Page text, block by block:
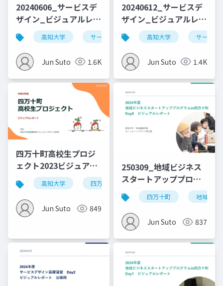
20240606_サービスデ
ザイン_ビジュアルレポ
ート_Day1_公開用
高知大学 サービスデザイン デザイン思考
Jun Suto 1.6K
20240612_サービスデ
ザイン_ビジュアルレポ
ート_Day3_公開用
高知大学 サービス
Jun Suto 1.4K
四万十町高校生プロジ
ェクト2023ビジュアル
レポート高知大学 四万十町
Jun Suto 849
250309_地域ビジネス
スタートアッププログ
ラムin四万十町
_Day8_0310修正
四万十町 地域ビジ
Jun Suto 837